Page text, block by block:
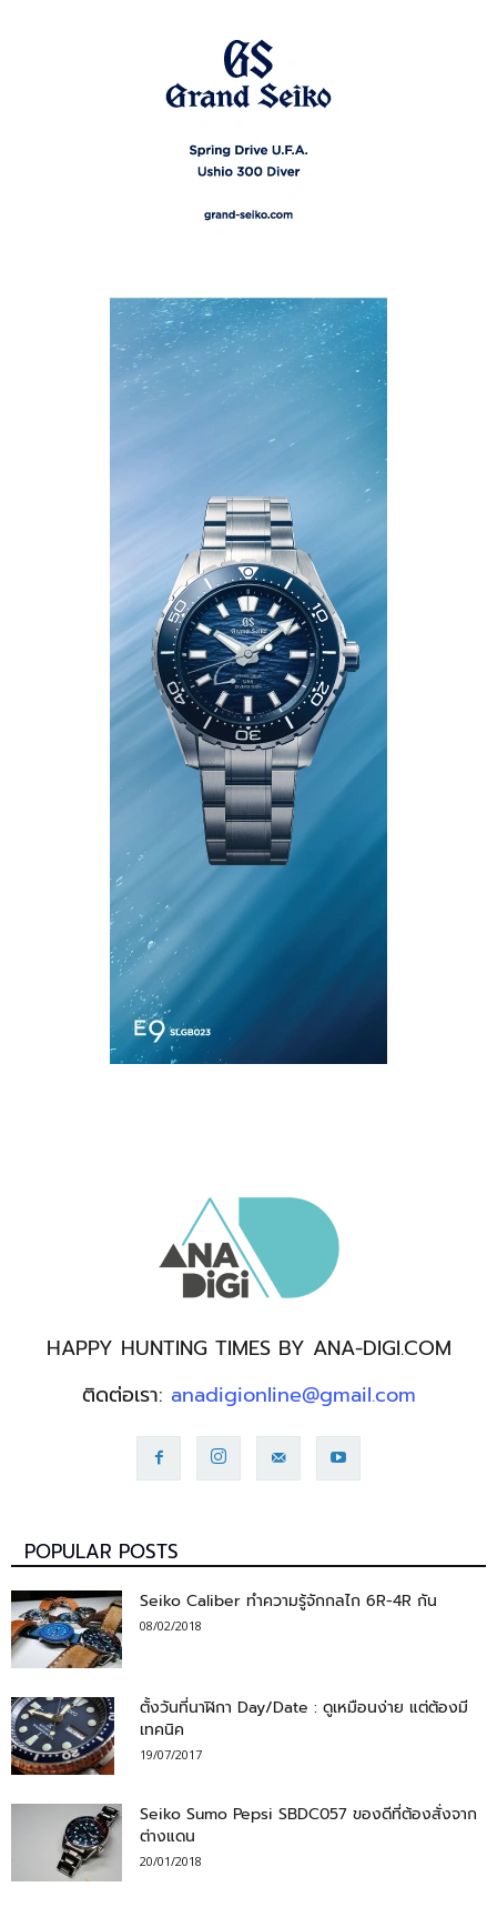
HAPPY HUNTING TIMES BY ANA-DIGI.COM
ติดต่อเรา: anadigionline@gmail.com
POPULAR POSTS
Seiko Caliber ทำความรู้จักกลไก 6R-4R กัน
08/02/2018
ตั้งวันที่นาฬิกา Day/Date : ดูเหมือนง่าย แต่ต้องมี
เทคนิค
19/07/2017
Seiko Sumo Pepsi SBDC057 ของดีที่ต้องสั่งจาก
ต่างแดน
20/01/2018